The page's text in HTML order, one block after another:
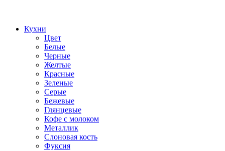
Кухни
Цвет
Белые
Черные
Желтые
Красные
Зеленые
Серые
Бежевые
Глянцевые
Кофе с молоком
Металлик
Слоновая кость
Фуксия